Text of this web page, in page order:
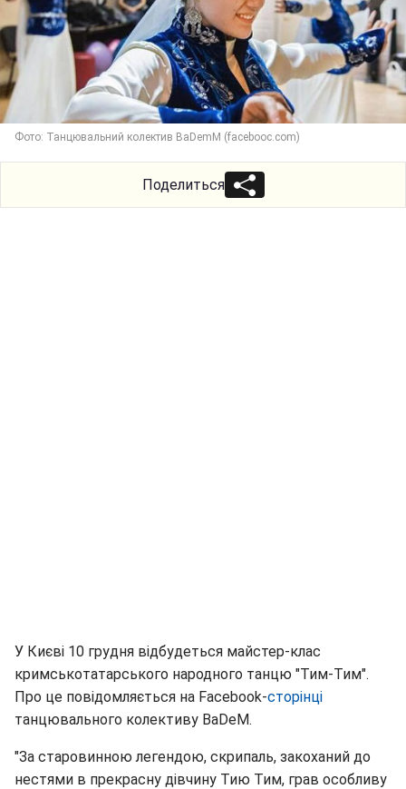
Фото: Танцювальний колектив BaDemM (facebooc.com)
Поделиться
У Києві 10 грудня відбудеться майстер-клас
кримськотатарського народного танцю "Тим-Тим".
Про це повідомляється на Facebook-сторінці
танцювального колективу BaDeM.
"За старовинною легендою, скрипаль, закоханий до
нестями в прекрасну дівчину Тию Тим, грав особливу